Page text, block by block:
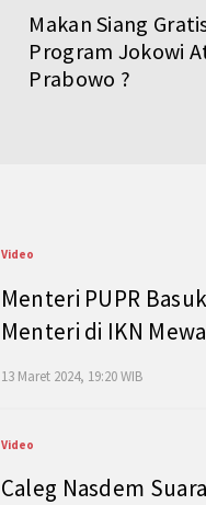
Makan Siang
Program Jokowi
Prabowo ?
Video
Menteri PUPR
Menteri di IKN
13 Maret 2024, 19:20 WIB
Video
Caleg Nasdem